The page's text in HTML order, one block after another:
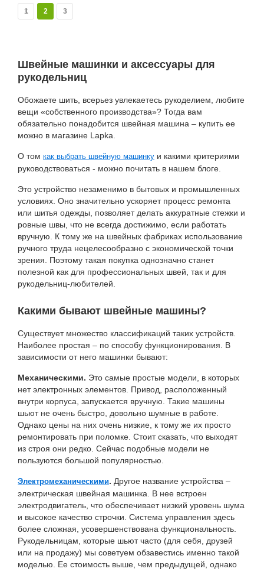
1 2 3
Швейные машинки и аксессуары для
рукодельниц
Обожаете шить, всерьез увлекаетесь рукоделием, любите
вещи «собственного производства»? Тогда вам
обязательно понадобится швейная машина – купить ее
можно в магазине Lapka.
О том как выбрать швейную машинку и какими критериями
руководствоваться - можно почитать в нашем блоге.
Это устройство незаменимо в бытовых и промышленных
условиях. Оно значительно ускоряет процесс ремонта
или шитья одежды, позволяет делать аккуратные стежки и
ровные швы, что не всегда достижимо, если работать
вручную. К тому же на швейных фабриках использование
ручного труда нецелесообразно с экономической точки
зрения. Поэтому такая покупка однозначно станет
полезной как для профессиональных швей, так и для
рукодельниц-любителей.
Какими бывают швейные машины?
Существует множество классификаций таких устройств.
Наиболее простая – по способу функционирования. В
зависимости от него машинки бывают:
Механическими. Это самые простые модели, в которых
нет электронных элементов. Привод, расположенный
внутри корпуса, запускается вручную. Такие машины
шьют не очень быстро, довольно шумные в работе.
Однако цены на них очень низкие, к тому же их просто
ремонтировать при поломке. Стоит сказать, что выходят
из строя они редко. Сейчас подобные модели не
пользуются большой популярностью.
Электромеханическими. Другое название устройства –
электрическая швейная машинка. В нее встроен
электродвигатель, что обеспечивает низкий уровень шума
и высокое качество строчки. Система управления здесь
более сложная, усовершенствована функциональность.
Рукодельницам, которые шьют часто (для себя, друзей
или на продажу) мы советуем обзавестись именно такой
моделью. Ее стоимость выше, чем предыдущей, однако